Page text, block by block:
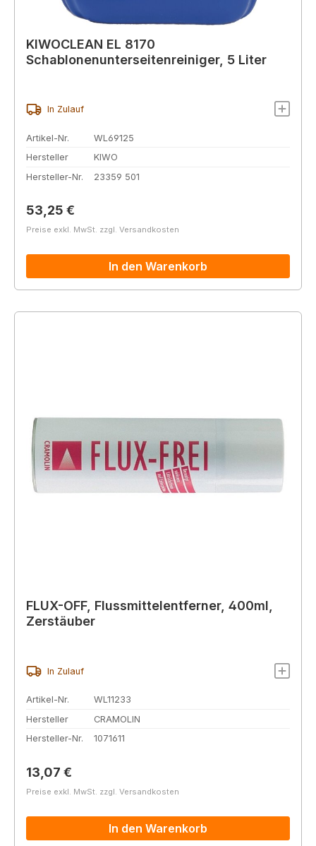
KIWOCLEAN EL 8170
Schablonenunterseitenreiniger, 5 Liter
In Zulauf
Artikel-Nr.
WL69125
Hersteller
KIWO
Hersteller-Nr.
23359 501
Regulärer Preis:
53,25 €
Preise exkl. MwSt. zzgl. Versandkosten
In den Warenkorb
FLUX-OFF, Flussmittelentferner, 400ml,
Zerstäuber
In Zulauf
Artikel-Nr.
WL11233
Hersteller
CRAMOLIN
Hersteller-Nr.
1071611
Regulärer Preis:
13,07 €
Preise exkl. MwSt. zzgl. Versandkosten
In den Warenkorb